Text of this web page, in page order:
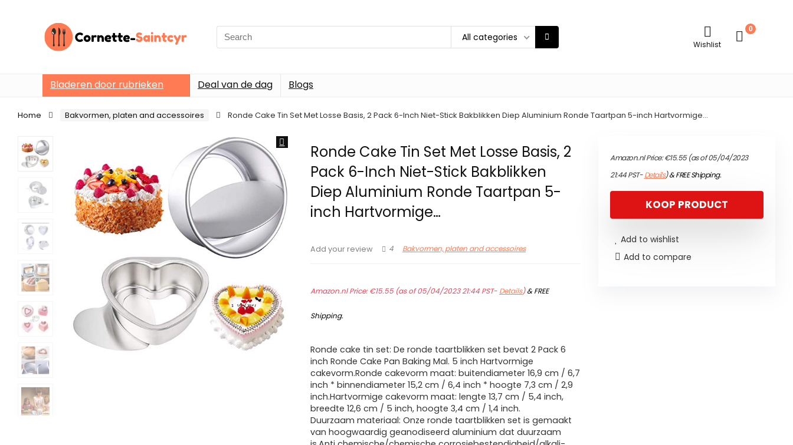
Search
for:
All categories
Wishlist
0
Bladeren door rubrieken Deal van de dag Blogs
Home Bakvormen, platen and accessoires Ronde Cake Tin Set Met Losse Basis, 2 Pack 6-Inch Niet-Stick Bakblikken Diep Aluminium Ronde Taartpan 5-inch Hartvormige…
Ronde Cake Tin Set Met Losse Basis, 2
Pack 6-Inch Niet-Stick Bakblikken
Diep Aluminium Ronde Taartpan 5-
inch Hartvormige…
Add your review 4 Bakvormen, platen and accessoires
Amazon.nl Price:€15.55(as of 05/04/2023 21:44 PST- Details)&FREE
Shipping.
Ronde cake tin set: De ronde taartblikken set bevat 2 Pack 6
inch Ronde Cake Pan Baking Mal. 5 inch Hartvormige
cakevorm.Ronde cakevorm maat: buitendiameter 16,9 cm / 6,7
inch * binnendiameter 15,2 cm / 6,4 inch * hoogte 7,3 cm / 2,9
inch.Hartvormige cakevorm maat: lengte 13,7 cm / 5,4 inch,
breedte 12,6 cm / 5 inch, hoogte 3,4 cm / 1,4 inch.
Duurzaam materiaal: Onze ronde taartblikken set is gemaakt
van hoogwaardig geanodiseerd aluminium dat duurzaam
Amazon.nl Price:€15.55(as of 05/04/2023
21:44 PST-Details)&FREE Shipping.
KOOP PRODUCT
Add to wishlist
Add to compare